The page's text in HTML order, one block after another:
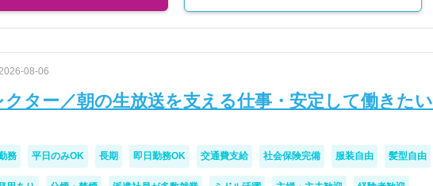
08-06
ター／朝の生放送を支える仕事・安定して働きたい
務 平日のみOK 長期 即日勤務OK 交通費支給 社会保険完備 服装自由 髪型自由